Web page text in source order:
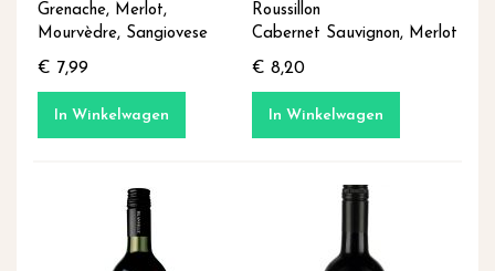
Grenache, Merlot,
Mourvèdre, Sangiovese
€ 7,99
In Winkelwagen
Roussillon
Cabernet Sauvignon, Merlot
€ 8,20
In Winkelwagen